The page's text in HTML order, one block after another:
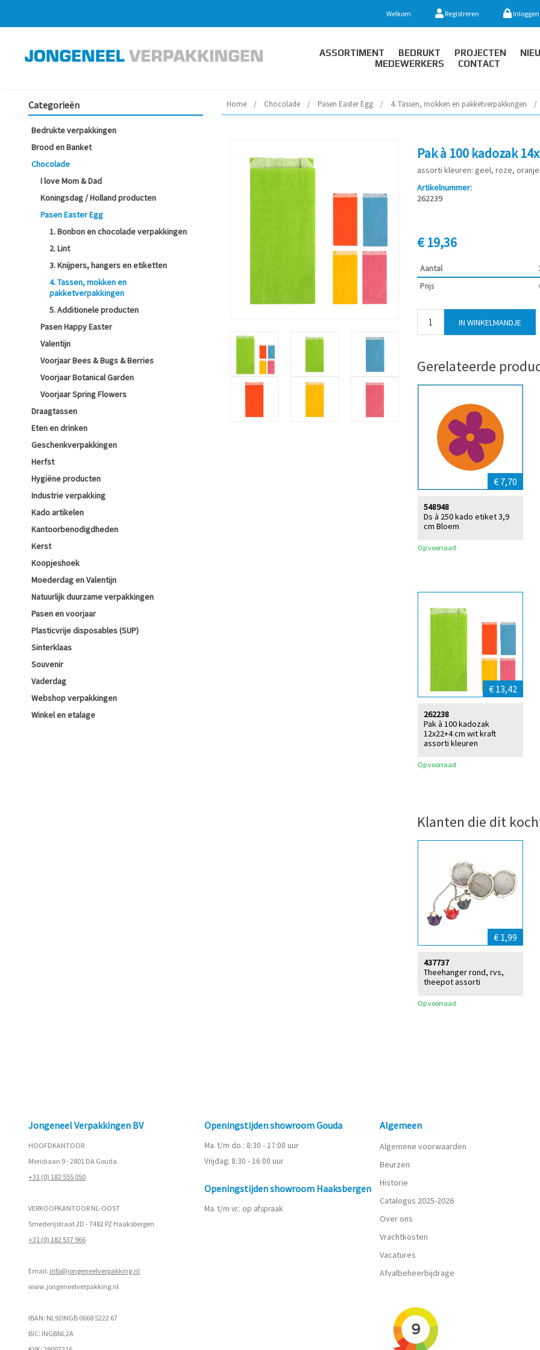
Welkom Registreren Inloggen
ASSORTIMENT BEDRUKT PROJECTEN
MEDEWERKERS
CONTACT
Categorieën
Bedrukte verpakkingen
Brood en Banket
Chocolade
I love Mom & Dad
Koningsdag / Holland producten
Pasen Easter Egg
1. Bonbon en chocolade verpakkingen
2. Lint
3. Knijpers, hangers en etiketten
4. Tassen, mokken en
pakketverpakkingen
5. Additionele producten
Pasen Happy Easter
Valentijn
Voorjaar Bees & Bugs & Berries
Voorjaar Botanical Garden
Voorjaar Spring Flowers
Draagtassen
Eten en drinken
Geschenkverpakkingen
Herfst
Hygiëne producten
Industrie verpakking
Kado artikelen
Kantoorbenodigdheden
Kerst
Koopjeshoek
Moederdag en Valentijn
Natuurlijk duurzame verpakkingen
Pasen en voorjaar
Plasticvrije disposables (SUP)
Sinterklaas
Souvenir
Vaderdag
Webshop verpakkingen
Winkel en etalage
Home / Chocolade / Pasen Easter Egg / 4. Tassen, mokken en pakketverpakkingen /
Pak à 100 kadozak
assorti kleuren: geel, roze,
Artikelnummer:
262239
€ 19,36
Aantal
Prijs
Gerelateerde
€ 7,70
Ds à 250 kado etiket 3,9
cm Bloem
548948
Op voorraad
€ 13,42
Pak à 100 kadozak
12x22+4 cm wit kraft
assorti kleuren
262238
Op voorraad
Klanten die dit
€ 1,99
Theehanger rond, rvs,
theepot assorti
437737
Op voorraad
Jongeneel Verpakkingen BV
HOOFDKANTOOR
Meridiaan 9 - 2801 DA Gouda
+31 (0) 182 555 050
VERKOOPKANTOOR NL-OOST
Smederijstraat 2D - 7482 PZ Haaksbergen
+31 (0) 182 537 966
Email: info@jongeneelverpakking.nl
www.jongeneelverpakking.nl
IBAN: NL92INGB 0668 5222 67
BIC: INGBNL2A
Openingstijden showroom Gouda
Ma. t/m do.: 8:30 - 17:00 uur
Vrijdag: 8:30 - 16:00 uur
Openingstijden showroom Haaksbergen
Ma. t/m vr.: op afspraak
Algemeen
Algemene voorwaarden
Beurzen
Historie
Catalogus 2025-2026
Over ons
Vrachtkosten
Vacatures
Afvalbeheerbijdrage